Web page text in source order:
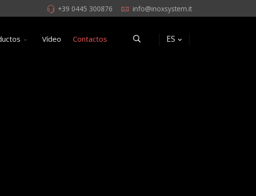
+39 0445 300876 info@inoxsystem.it
Vídeo Contactos ES